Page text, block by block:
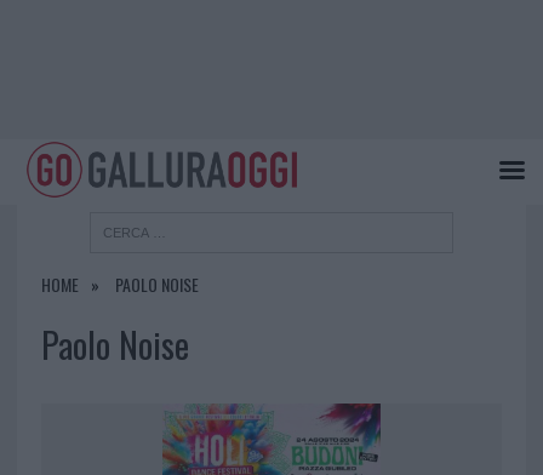
HOME PAOLO NOISE
Paolo Noise